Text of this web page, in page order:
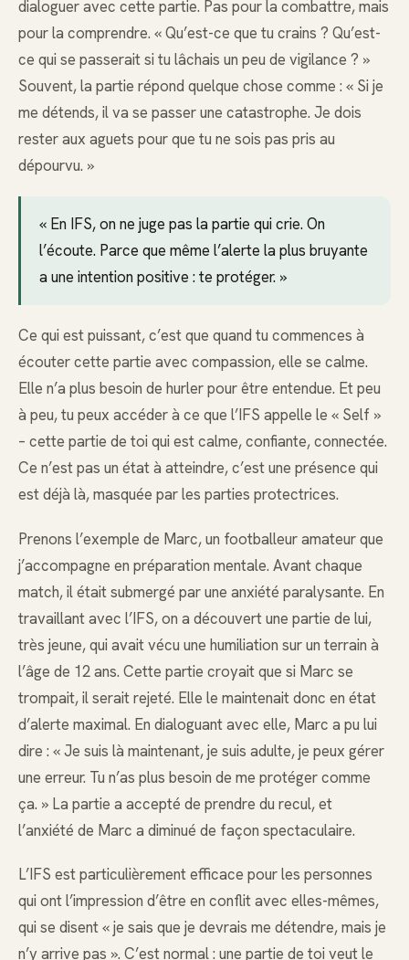
dialoguer avec cette partie. Pas pour la combattre, mais
pour la comprendre. « Qu’est-ce que tu crains ? Qu’est-
ce qui se passerait si tu lâchais un peu de vigilance ? »
Souvent, la partie répond quelque chose comme : « Si je
me détends, il va se passer une catastrophe. Je dois
rester aux aguets pour que tu ne sois pas pris au
dépourvu. »
« En IFS, on ne juge pas la partie qui crie. On
l’écoute. Parce que même l’alerte la plus bruyante
a une intention positive : te protéger. »
Ce qui est puissant, c’est que quand tu commences à
écouter cette partie avec compassion, elle se calme.
Elle n’a plus besoin de hurler pour être entendue. Et peu
à peu, tu peux accéder à ce que l’IFS appelle le « Self »
– cette partie de toi qui est calme, confiante, connectée.
Ce n’est pas un état à atteindre, c’est une présence qui
est déjà là, masquée par les parties protectrices.
Prenons l’exemple de Marc, un footballeur amateur que
j’accompagne en préparation mentale. Avant chaque
match, il était submergé par une anxiété paralysante. En
travaillant avec l’IFS, on a découvert une partie de lui,
très jeune, qui avait vécu une humiliation sur un terrain à
l’âge de 12 ans. Cette partie croyait que si Marc se
trompait, il serait rejeté. Elle le maintenait donc en état
d’alerte maximal. En dialoguant avec elle, Marc a pu lui
dire : « Je suis là maintenant, je suis adulte, je peux gérer
une erreur. Tu n’as plus besoin de me protéger comme
ça. » La partie a accepté de prendre du recul, et
l’anxiété de Marc a diminué de façon spectaculaire.
L’IFS est particulièrement efficace pour les personnes
qui ont l’impression d’être en conflit avec elles-mêmes,
qui se disent « je sais que je devrais me détendre, mais je
n’y arrive pas ». C’est normal : une partie de toi veut le